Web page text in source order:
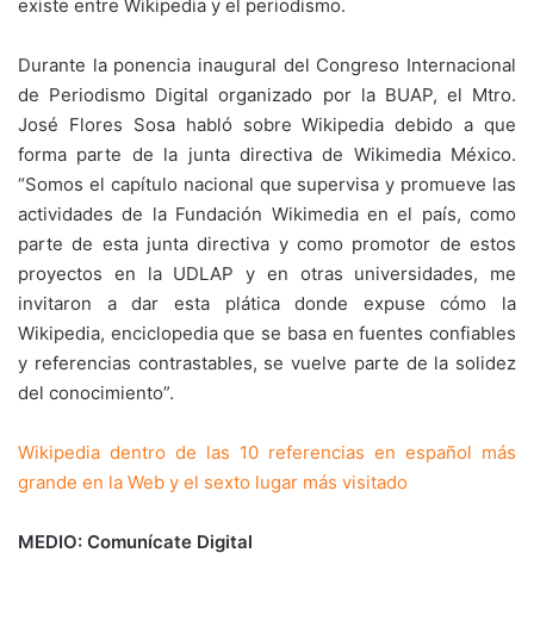
existe entre Wikipedia y el periodismo.
Durante la ponencia inaugural del Congreso Internacional
de Periodismo Digital organizado por la BUAP, el Mtro.
José Flores Sosa habló sobre Wikipedia debido a que
forma parte de la junta directiva de Wikimedia México.
“Somos el capítulo nacional que supervisa y promueve las
actividades de la Fundación Wikimedia en el país, como
parte de esta junta directiva y como promotor de estos
proyectos en la UDLAP y en otras universidades, me
invitaron a dar esta plática donde expuse cómo la
Wikipedia, enciclopedia que se basa en fuentes confiables
y referencias contrastables, se vuelve parte de la solidez
del conocimiento”.
Wikipedia dentro de las 10 referencias en español más
grande en la Web y el sexto lugar más visitado
MEDIO: Comunícate Digital